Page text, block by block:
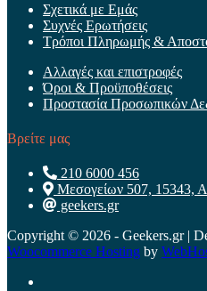
Σχετικά με Εμάς
Συχνές Ερωτήσεις
Τρόποι Πληρωμής &
Αλλαγές και επιστροφές
Όροι & Προϋποθέσεις
Προστασία Προσωπικών
Βρείτε μας
210 6000 456
Μεσογείων 507, 15343,
geekers.gr
Copyright © 2026 - Geekers.gr |
Woocommerce Hosting by